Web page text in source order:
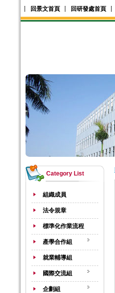
回景文首頁 回研發處首頁
Category List
組織成員
法令規章
標準化作業流程
產學合作組
就業輔導組
國際交流組
企劃組